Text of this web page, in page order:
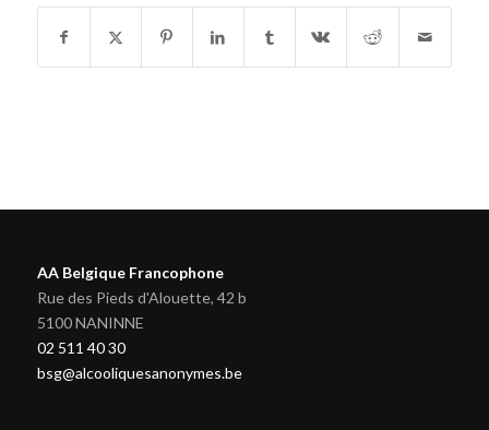
AA Belgique Francophone
Rue des Pieds d'Alouette, 42 b
5100 NANINNE
02 511 40 30
bsg@alcooliquesanonymes.be